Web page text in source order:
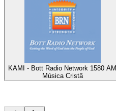
KAMI - Bott Radio Network 1580 AM
Música Cristã